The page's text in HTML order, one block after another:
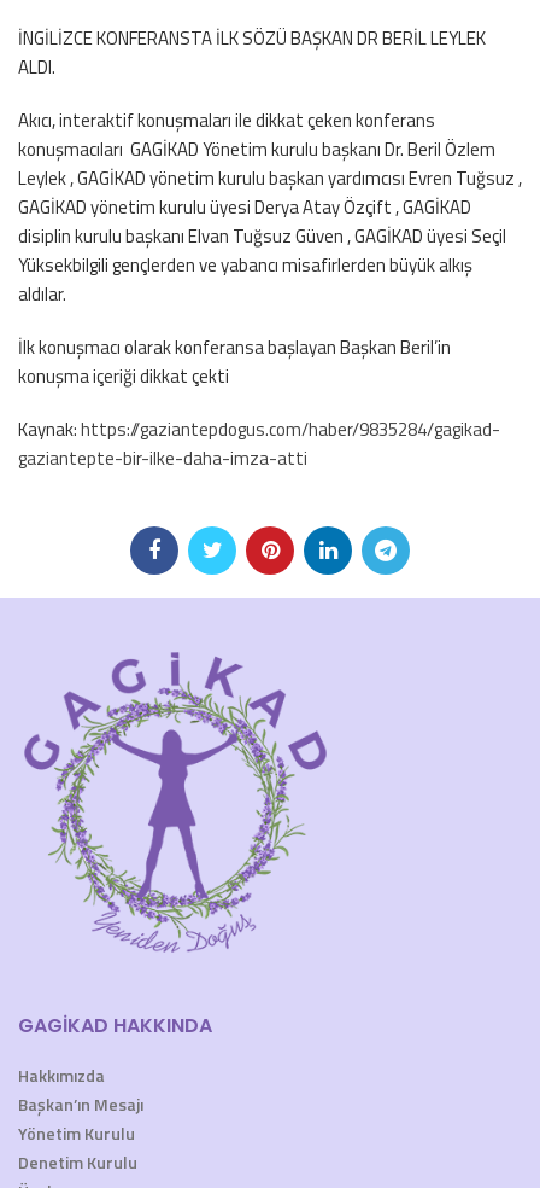
İNGİLİZCE KONFERANSTA İLK SÖZÜ BAŞKAN DR BERİL LEYLEK
ALDI.
Akıcı, interaktif konuşmaları ile dikkat çeken konferans
konuşmacıları GAGİKAD Yönetim kurulu başkanı Dr. Beril Özlem
Leylek , GAGİKAD yönetim kurulu başkan yardımcısı Evren Tuğsuz ,
GAGİKAD yönetim kurulu üyesi Derya Atay Özçift , GAGİKAD
disiplin kurulu başkanı Elvan Tuğsuz Güven , GAGİKAD üyesi Seçil
Yüksekbilgili gençlerden ve yabancı misafirlerden büyük alkış
aldılar.
İlk konuşmacı olarak konferansa başlayan Başkan Beril’in
konuşma içeriği dikkat çekti
Kaynak:https://gaziantepdogus.com/haber/9835284/gagikad-
gaziantepte-bir-ilke-daha-imza-atti
GAGİKAD HAKKINDA
Hakkımızda
Başkan’ın Mesajı
Yönetim Kurulu
Denetim Kurulu